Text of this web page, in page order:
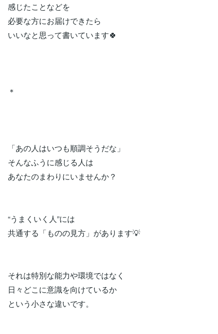
感じたことなどを
必要な方にお届けできたら
いいなと思って書いています🍀
＊
「あの人はいつも順調そうだな」
そんなふうに感じる人は
あなたのまわりにいませんか？
“うまくいく人”には
共通する「ものの見方」があります💡
それは特別な能力や環境ではなく
日々どこに意識を向けているか
という小さな違いです。